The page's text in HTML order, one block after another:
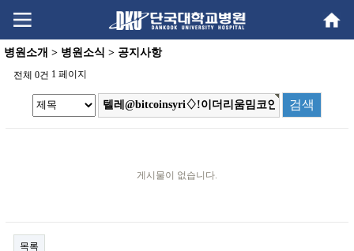
content
menu
병원소개 > 병원소식 > 공지사항
전체 0건 1 페이지
게시물이 없습니다.
목록